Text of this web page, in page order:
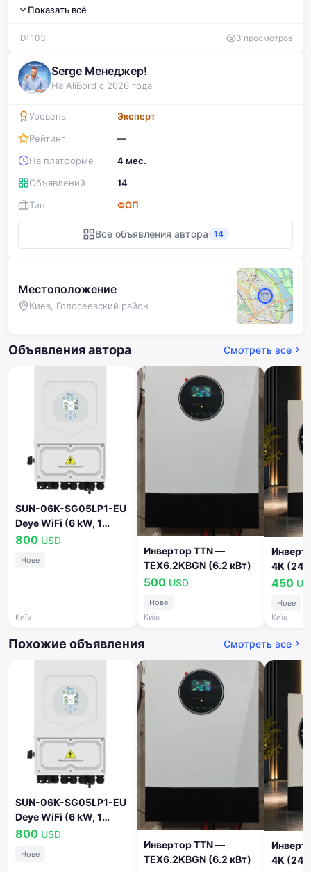
предназначенная для промышленных предприятий с
кВт).Компоненты: Схема включает в себя модуль
балансировку ячеек и контроль состояния
аккумулятора.
Показать всё
ID: 103 3 просмотров
Serge Менеджер!
На AliBord с 2026 года
Уровень
Эксперт
Рейтинг
—
На платформе
4 мес.
Объявлений
14
Тип
ФОП
Все объявления автора 14
Местоположение
Киев, Голосеевский район
Объявления автора Смотреть все
SUN-06K-SG05LP1-EU
Deye WiFi (6 kW, 1
фаза, 2 MPPT, LV)
800 USD
Нове
Київ
Инвертор TTN —
TEX6.2KBGN (6.2 кВт)
500 USD
Нове
Київ
4K
450
Нове
Київ
Похожие объявления Смотреть все
SUN-06K-SG05LP1-EU
Deye WiFi (6 kW, 1
фаза, 2 MPPT, LV)
800 USD
Нове
Инвертор TTN —
TEX6.2KBGN (6.2 кВт)
4K